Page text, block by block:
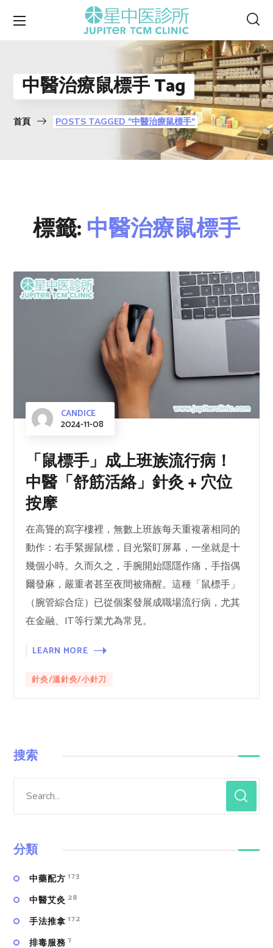
中醫治療鼠標手 Tag
首頁 POSTS TAGGED "中醫治療鼠標手"
標籤:中醫治療鼠標手
CANDICE
2024-11-08
「鼠標手」成上班族流行病！
中醫「舒筋活絡」針灸 + 穴位
按摩
在高聳的寫字樓裡，無數上班族每天重複著相同的
動作：右手緊握鼠標，目光緊盯屏幕，一坐就是十
幾個小時。久而久之，手腕開始隱隱作痛，手指偶
爾發麻，嚴重者甚至夜間被痛醒。這種「鼠標手」
（腕管綜合症）已從個案發展成職場流行病，尤其
在金融、IT等行業尤為常見。
LEARN MORE
針灸/溫針灸/小針刀
搜索
分類
中藥配方 173
中醫艾灸 28
手法推拿 172
排毒服務 7